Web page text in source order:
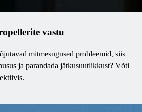
vastu
mitmesugused probleemid, siis
ja parandada jätkusuutlikkust? Võti